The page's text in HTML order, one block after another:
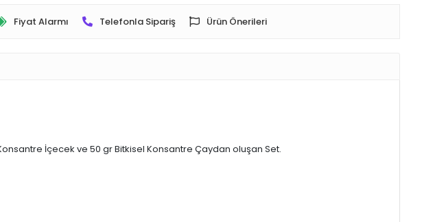
Fiyat Alarmı Telefonla Sipariş Ürün Önerileri
İçecek ve 50 gr Bitkisel Konsantre Çaydan oluşan Set.